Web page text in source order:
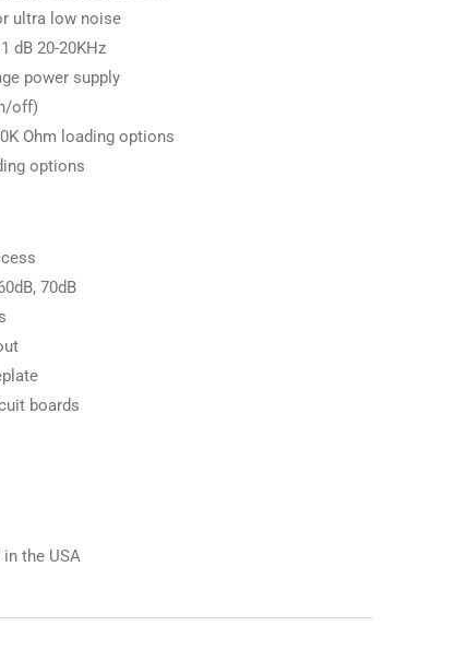
ultra low noise
dB 20-20KHz
power supply
off)
Ohm loading options
options
70dB
boards
the USA